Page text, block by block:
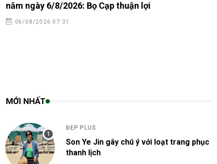
năm ngày 6/8/2026: Bọ Cạp thuận lợi
06/08/2026 07:31
MỚI NHẤT
ĐẸP PLUS
Son Ye Jin gây chú ý với loạt trang phục
thanh lịch